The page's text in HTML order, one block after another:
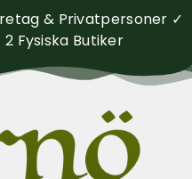
& Privatpersoner ✓
Fysiska Butiker